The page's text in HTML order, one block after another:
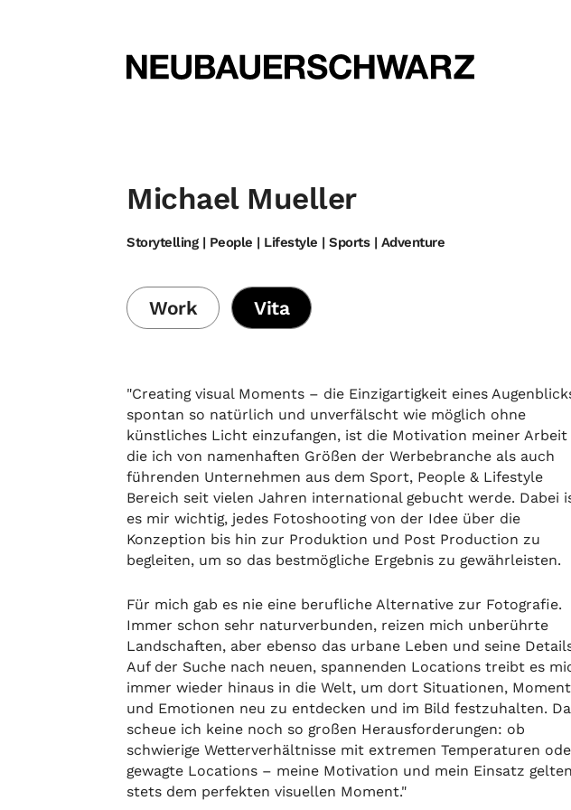
Michael Mueller
Storytelling | People | Lifestyle | Sports | Adventure
Work Vita
"Creating visual Moments – die Einzigartigkeit eines
spontan so natürlich und unverfälscht wie möglich ohne
künstliches Licht einzufangen, ist die Motivation meiner
die ich von namenhaften Größen der Werbebranche als auch
führenden Unternehmen aus dem Sport, People & Lifestyle
Bereich seit vielen Jahren international gebucht werde. Dabei
es mir wichtig, jedes Fotoshooting von der Idee über die
Konzeption bis hin zur Produktion und Post Production zu
begleiten, um so das bestmögliche Ergebnis zu gewährleisten.
Für mich gab es nie eine berufliche Alternative zur Fotografie.
Immer schon sehr naturverbunden, reizen mich unberührte
Landschaften, aber ebenso das urbane Leben und seine
Auf der Suche nach neuen, spannenden Locations treibt es
immer wieder hinaus in die Welt, um dort Situationen,
und Emotionen neu zu entdecken und im Bild festzuhalten.
scheue ich keine noch so großen Herausforderungen: ob
schwierige Wetterverhältnisse mit extremen Temperaturen
gewagte Locations – meine Motivation und mein Einsatz gelten
stets dem perfekten visuellen Moment."